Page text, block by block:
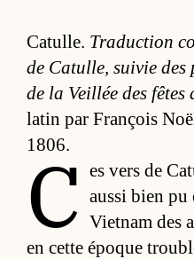
Ca­tulle. Tra­duc­tion
de Ca­tul­le, sui­vie des
de la Veillée des fêtes
la­tin par François
1806.
C es vers de
aussi bien pu
Viet­nam des
en cette époque